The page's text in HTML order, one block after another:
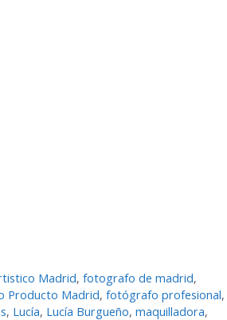
Madrid,fotografo de madrid,
Producto Madrid, fotógrafo profesional,
, Lucí­a, Lucía Burgueño, maquilladora,